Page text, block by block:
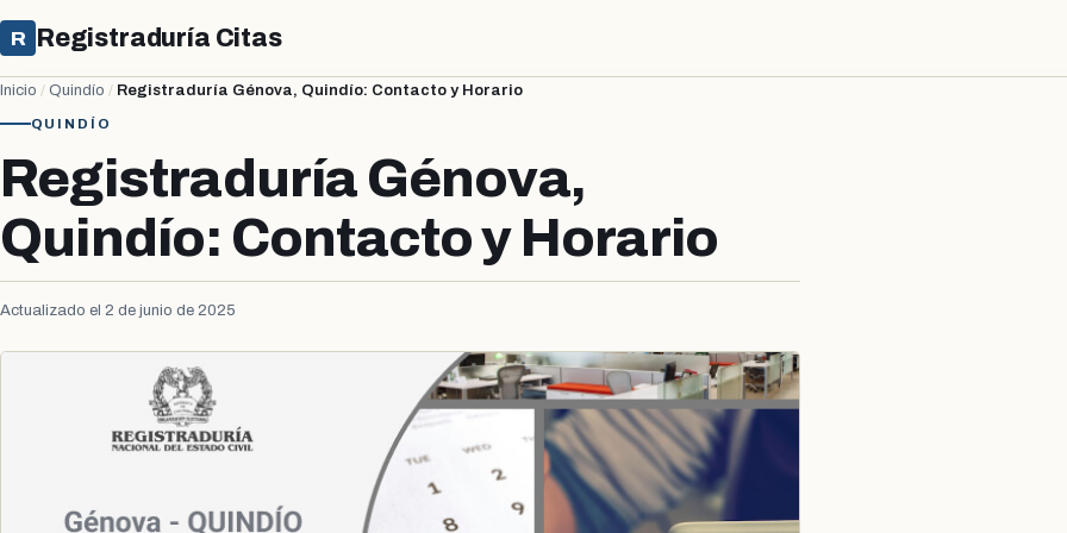
R Registraduría Citas
Inicio / Quindío / Registraduría Génova, Quindío: Contacto y Horario
QUINDÍO
Registraduría Génova,
Quindío: Contacto y Horario
Actualizado el 2 de junio de 2025